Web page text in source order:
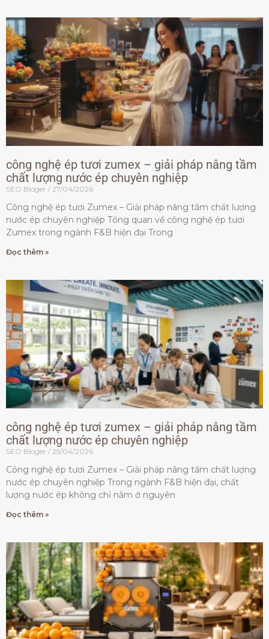
công nghệ ép tươi zumex – giải pháp nâng tầm
chất lượng nước ép chuyên nghiệp
SEO Bloger 27/04/2026
Công nghệ ép tươi Zumex – Giải pháp nâng tầm chất lượng
nước ép chuyên nghiệp Tổng quan về công nghệ ép tươi
Zumex trong ngành F&B hiện đại Trong
Đọc thêm »
công nghệ ép tươi zumex – giải pháp nâng tầm
chất lượng nước ép chuyên nghiệp
SEO Bloger 25/04/2026
Công nghệ ép tươi Zumex – Giải pháp nâng tầm chất lượng
nước ép chuyên nghiệp Trong ngành F&B hiện đại, chất
lượng nước ép không chỉ nằm ở nguyên
Đọc thêm »